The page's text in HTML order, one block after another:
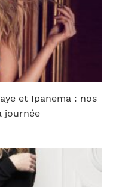
et Ipanema : nos
journée